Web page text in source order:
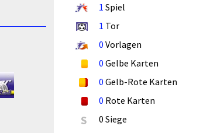
1 Spiel
1 Tor
0 Vorlagen
0 Gelbe Karten
0 Gelb-Rote Karten
0 Rote Karten
S 0 Siege